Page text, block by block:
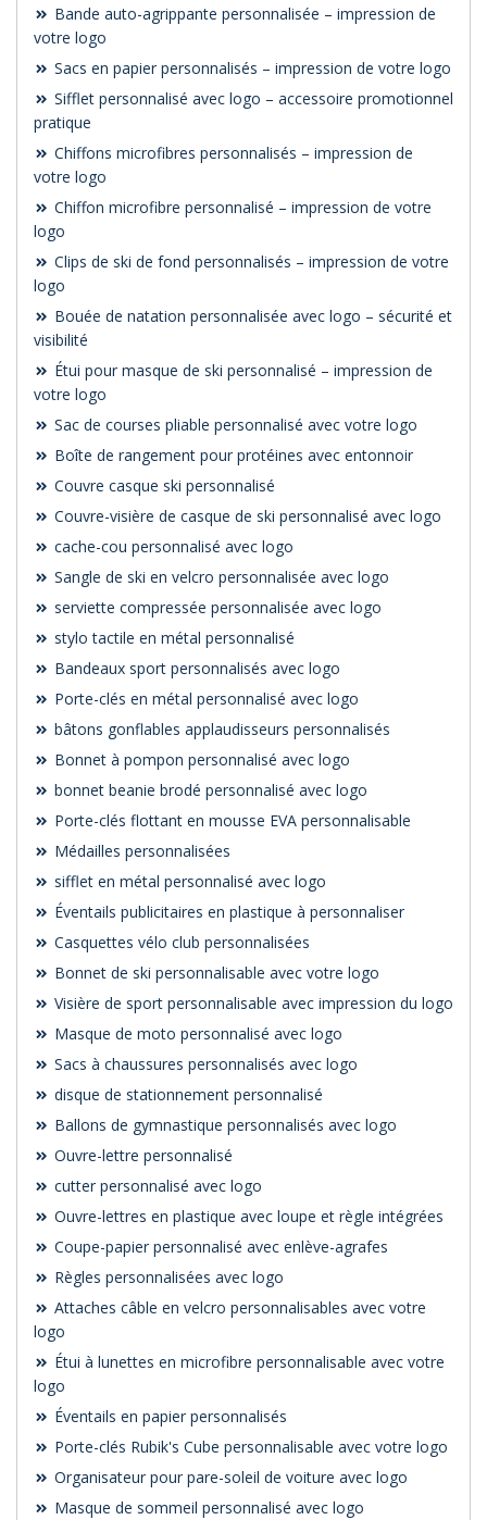
Bande auto-agrippante personnalisée – impression de
votre logo
Sacs en papier personnalisés – impression de votre logo
Sifflet personnalisé avec logo – accessoire promotionnel
pratique
Chiffons microfibres personnalisés – impression de
votre logo
Chiffon microfibre personnalisé – impression de votre
logo
Clips de ski de fond personnalisés – impression de votre
logo
Bouée de natation personnalisée avec logo – sécurité et
visibilité
Étui pour masque de ski personnalisé – impression de
votre logo
Sac de courses pliable personnalisé avec votre logo
Boîte de rangement pour protéines avec entonnoir
Couvre casque ski personnalisé
Couvre-visière de casque de ski personnalisé avec logo
cache-cou personnalisé avec logo
Sangle de ski en velcro personnalisée avec logo
serviette compressée personnalisée avec logo
stylo tactile en métal personnalisé
Bandeaux sport personnalisés avec logo
Porte-clés en métal personnalisé avec logo
bâtons gonflables applaudisseurs personnalisés
Bonnet à pompon personnalisé avec logo
bonnet beanie brodé personnalisé avec logo
Porte-clés flottant en mousse EVA personnalisable
Médailles personnalisées
sifflet en métal personnalisé avec logo
Éventails publicitaires en plastique à personnaliser
Casquettes vélo club personnalisées
Bonnet de ski personnalisable avec votre logo
Visière de sport personnalisable avec impression du logo
Masque de moto personnalisé avec logo
Sacs à chaussures personnalisés avec logo
disque de stationnement personnalisé
Ballons de gymnastique personnalisés avec logo
Ouvre-lettre personnalisé
cutter personnalisé avec logo
Ouvre-lettres en plastique avec loupe et règle intégrées
Coupe-papier personnalisé avec enlève-agrafes
Règles personnalisées avec logo
Attaches câble en velcro personnalisables avec votre
logo
Étui à lunettes en microfibre personnalisable avec votre
logo
Éventails en papier personnalisés
Porte-clés Rubik's Cube personnalisable avec votre logo
Organisateur pour pare-soleil de voiture avec logo
Masque de sommeil personnalisé avec logo